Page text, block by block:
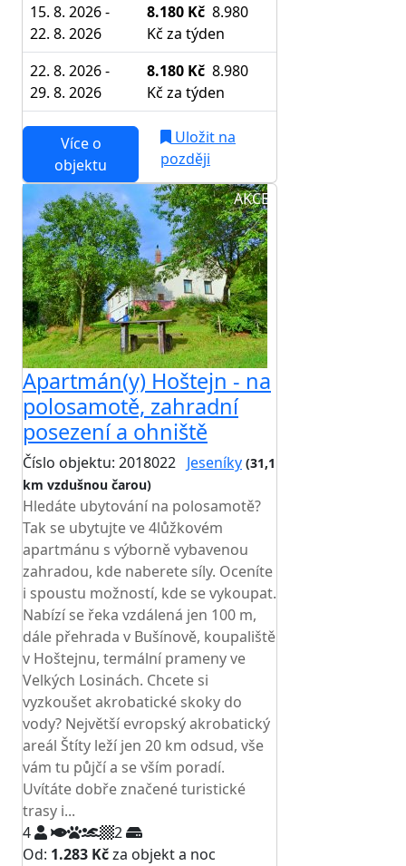
15. 8. 2026 -
22. 8. 2026
8.180 Kč 8.980
Kč za týden
22. 8. 2026 -
29. 8. 2026
8.180 Kč 8.980
Kč za týden
Více o
objektu
Uložit na
později
AKCE
Apartmán(y) Hoštejn - na
polosamotě, zahradní
posezení a ohniště
Číslo objektu: 2018022 Jeseníky (31,1
km vzdušnou čarou)
Hledáte ubytování na polosamotě?
Tak se ubytujte ve 4lůžkovém
apartmánu s výborně vybavenou
zahradou, kde naberete síly. Oceníte
i spoustu možností, kde se vykoupat.
Nabízí se řeka vzdálená jen 100 m,
dále přehrada v Bušínově, koupaliště
v Hoštejnu, termální prameny ve
Velkých Losinách. Chcete si
vyzkoušet akrobatické skoky do
vody? Největší evropský akrobatický
areál Štíty leží jen 20 km odsud, vše
vám tu půjčí a se vším poradí.
Uvítáte dobře značené turistické
trasy i...
4
2
Od: 1.283 Kčza objekt a noc